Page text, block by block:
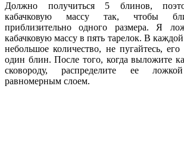
Должно получиться 5 блинов,
кабачковую массу так, чтобы
приблизительно одного размера. Я
кабачковую массу в пять тарелок. В
небольшое количество, не пугайтесь,
один блин. После того, когда выложите
сковороду, распределите ее
равномерным слоем.